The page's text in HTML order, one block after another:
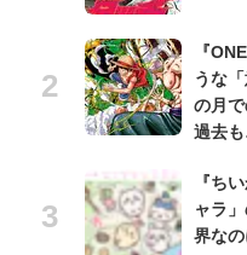
『
うな
の月
過去
『ち
ャラ
界な